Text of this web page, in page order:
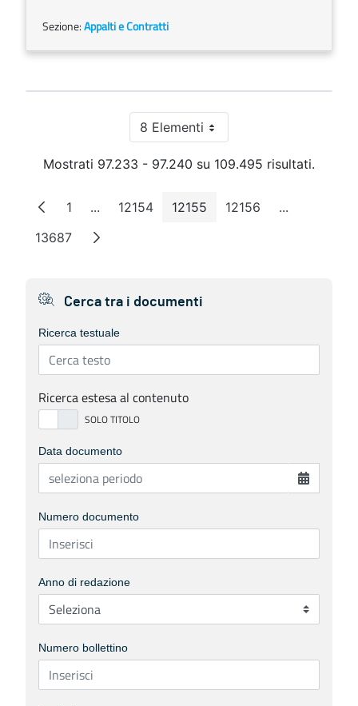
Sezione:Appalti e Contratti
8 ElementiPer pagina
Mostrati 97.233 - 97.240 su 109.495 risultati.
Pagina
1 ...Pagine intermedie
Pagina
12154 Pagina
12155 Pagina
12156 ...Pagine
Pagina
13687
Cerca tra i documenti
Ricerca testuale
Ricerca estesa al contenuto
Data documento
Numero documento
Anno di redazione
Numero bollettino